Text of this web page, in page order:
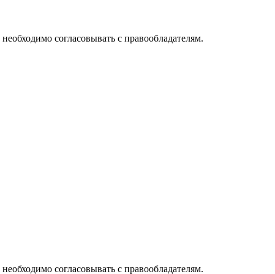
согласовывать с правообладателям.
согласовывать с правообладателям.